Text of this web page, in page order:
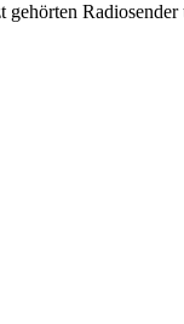
Radiosender